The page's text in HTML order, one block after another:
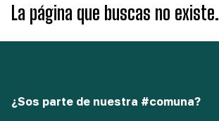
La página que buscas no existe.
¿Sos parte de nuestra #comuna?